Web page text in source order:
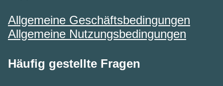
Allgemeine Geschäftsbedingungen
Allgemeine Nutzungsbedingungen
Häufig gestellte Fragen